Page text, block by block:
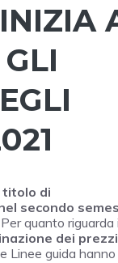
titolo di
secondo
quanto riguarda
dei
Linee guida hanno